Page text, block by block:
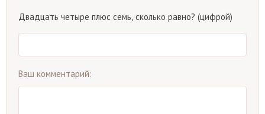
Двадцать четыре плюс семь, сколько равно? (цифрой)
Ваш комментарий: